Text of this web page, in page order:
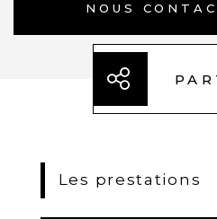
NOUS
Les prestations